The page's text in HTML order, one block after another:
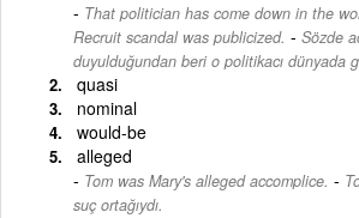
That politician has come down in the
Recruit scandal was publicized. - Sözde
duyulduğundan beri o politikacı dünyada
quasi
nominal
would-be
alleged
Tom was Mary's alleged accomplice. -
suç ortağıydı.